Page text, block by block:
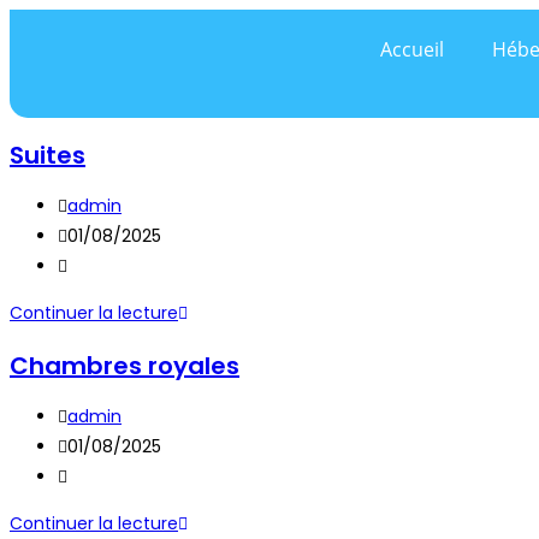
Accueil
Suites
admin
01/08/2025
Continuer la lecture
Chambres royales
admin
01/08/2025
Continuer la lecture